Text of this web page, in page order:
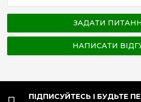
ЗАДАТИ
НАПИСАТИ
ПІДПИСУЙТЕСЬ І БУДЬТЕ